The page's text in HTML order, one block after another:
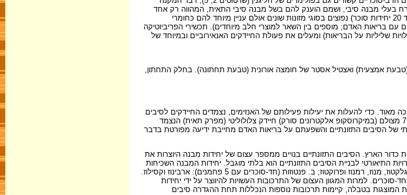
בעלי מבנה סיבי, ושמם הוענק להם בשל מבנה סיבי התאית, המהווה רק אחד
מרכיביהם. לפקטין (שרטוט 6) ולאוליגו-סוכרים אין מבנה סיבי. האוליגו-סוכרים (פולימרים של סוכרים בעלי 3 עד 20 יחידות סוכר) נפוצים בסוגי מזונות שונים אולם עניין מיוחד להם כחומרי
עם בריאות האדם; מוספים בין השאר למוצרי חלב מיוחדים). תכשירי הפריביוטיקה
שליליות על הבריאות) ומעלים את פעולת החיידקים האנאירוביים ובמיוחד של
(טבעת אמצעית) ואצטיל אסטר של חומצה אורונית (טבעת תחתונה). בחלק התחתון,
מאוד. כדי להעלות את יעילות פעילותם של האנזימים, נצמדים החיידקים לסיבים
לא-פרמנטיים. קשירת החיידק, ההכרחית לפעילותו, תלויה במבנה הכימי של הסיבים הלא-פרמנטיים. בשרטוט 7 מצולם (במיקרוסקופ אלקטרונים סורק) חיידק צלולוליטי (מפרק תאית) הנצמד
של הסיבים התזונתיים והשפעתם על בריאות האדם מחייבת ידיעה מפורטת בדבר
הארץ. הסיבים התזונתיים בנויים ממספר עצום של יחידות מבנה היוצרות את
התיאורטי לבניית הסיבים התזונתיים הוא בלתי מוגבל. יחידות המבנה השכיחות
של סוכרי הסיבים התזונתיים נחלקות לשתי קבוצות עיקריות. א. הקסוזות (חד-סוכרים עם 6 פחמנים) - גלוקוז, גלקטוז, מנוז, רמנוז ופרוקטוז; ב. פנטוזות (חד-סוכרים עם 5 פחמנים): ארבינוז וקסילוז.
למרות המגוון העצום של התרכובות העשויות להיווצר על ידי יחידות
את הסיבים התזונתיים למספר קבוצות עיקריות (טבלה 1). בנוסף לתרכובות המוצגות בטבלה, קיימות תרכובות נוספות הנכללות תחת ההגדרה סיבים